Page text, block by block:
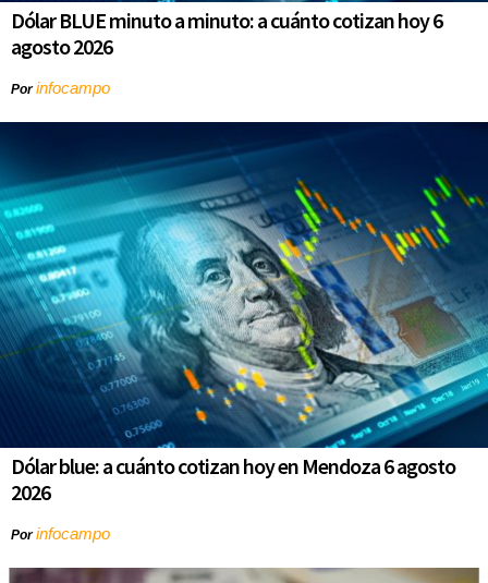
Dólar BLUE minuto a minuto: a cuánto cotizan hoy 6
agosto 2026
Porinfocampo
Dólar blue: a cuánto cotizan hoy en Mendoza 6 agosto
2026
Porinfocampo